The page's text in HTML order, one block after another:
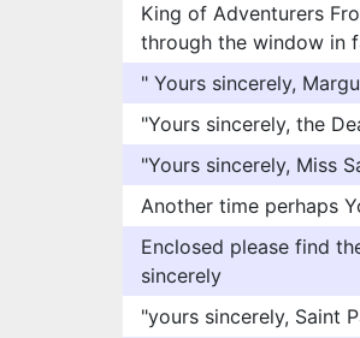
King of Adventurers
through the window in
" Yours sincerely,
"Yours sincerely, the
"Yours sincerely, Miss
Another time perhaps
Enclosed please find
sincerely
"yours sincerely, Saint